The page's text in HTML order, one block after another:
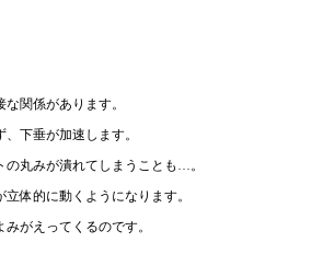
関係があります。
下垂が加速します。
丸みが潰れてしまうことも…。
体的に動くようになります。
がえってくるのです。